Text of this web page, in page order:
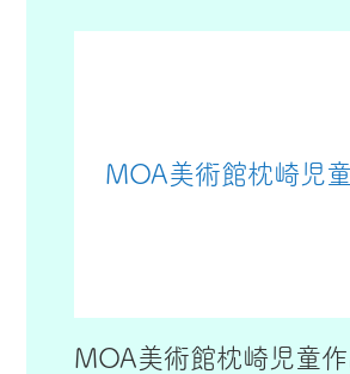
MOA美術館枕崎児
MOA美術館枕崎児童